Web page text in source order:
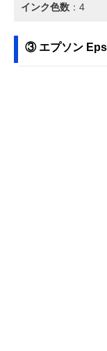
インク色数 ：4
③ エプソン